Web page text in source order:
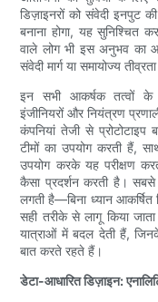
डिज़ाइनरों को संवेदी इनपुट
बनाना होगा, यह सुनिश्चित
वाले लोग भी इस अनुभव का
संवेदी मार्ग या समायोज्य
इन सभी आकर्षक तत्वों के
इंजीनियरों और नियंत्रण
कंपनियां तेजी से
टीमों का उपयोग करती हैं,
उपयोग करके यह परीक्षण
कैसा प्रदर्शन करती है।
लगती है—बिना ध्यान
सही तरीके से लागू किया जाता
यात्राओं में बदल देती हैं,
बात करते रहते हैं।
डेटा-आधारित डिज़ाइन: